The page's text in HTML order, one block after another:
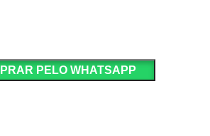
PELO WHATSAPP